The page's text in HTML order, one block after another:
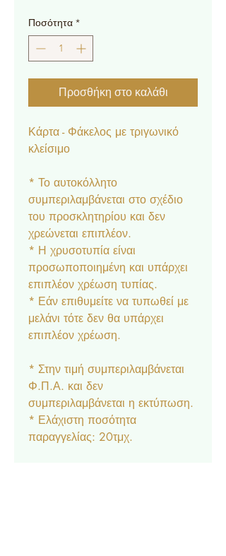
Ποσότητα *
Προσθήκη στο καλάθι
Κάρτα - Φάκελος με τριγωνικό
κλείσιμο
* Το αυτοκόλλητο
συμπεριλαμβάνεται στο σχέδιο
του προσκλητηρίου και δεν
χρεώνεται επιπλέον.
* Η χρυσοτυπία είναι
προσωποποιημένη και υπάρχει
επιπλέον χρέωση τυπίας.
* Εάν επιθυμείτε να τυπωθεί με
μελάνι τότε δεν θα υπάρχει
επιπλέον χρέωση.
* Στην τιμή συμπεριλαμβάνεται
Φ.Π.Α. και δεν
συμπεριλαμβάνεται η εκτύπωση.
* Ελάχιστη ποσότητα
παραγγελίας: 20τμχ.